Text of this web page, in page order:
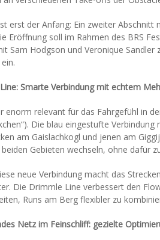
erst der Anfang: Ein zweiter
Eröffnung soll im Rahmen des BRS
Sam Hodgson und Veronique
Smarte Verbindung mit echtem
enorm relevant für das Fahrgefühl in
Die blau eingestufte
am Gaislachkogl und jenen am
Gebieten wechseln, ohne dafür
neue Verbindung macht das
Die Drimmle Line verbessert den
Runs am Berg flexibler zu
Netz im Feinschliff: gezielte